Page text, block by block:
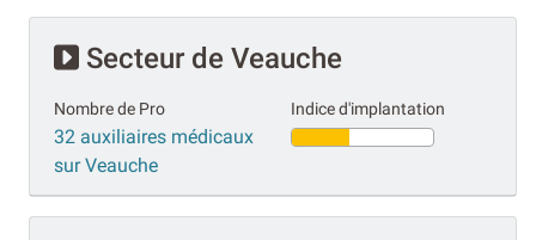
Secteur de Veauche
Nombre de Pro
32 auxiliaires médicaux
sur Veauche
Indice d'implantation